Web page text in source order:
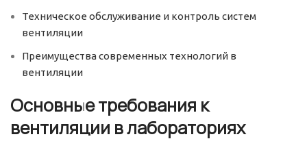
Техническое обслуживание и контроль систем
вентиляции
Преимущества современных технологий в
вентиляции
Основные требования к
вентиляции в лабораториях